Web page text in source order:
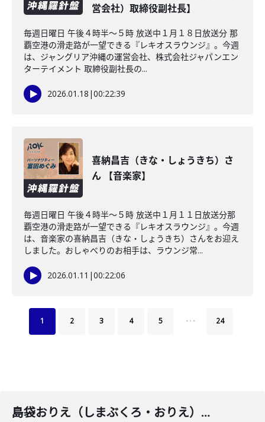
営会社）取締役副社長】
毎週日曜日 午後４時半～５時 放送中１月１８日放送分 那
覇空港の滑走路が一望できる『レキオスラウンジ』。今週
は、ジャングリア沖縄の運営会社、株式会社ジャパンエン
ターテイメント 取締役副社長の...
2026.01.18 |00:22:39
喜納昌吉（きな・しょうきち）さ
ん 【音楽家】
毎週日曜日 午後４時半～５時 放送中１月１１日放送分那
覇空港の滑走路が一望できる『レキオスラウンジ』。今週
は、音楽家の喜納昌吉（きな・しょうきち）さんをお迎え
しました。おしゃべりのお相手は、ラウンジ常...
2026.01.11 |00:22:06
1 2 3 4 5 … 24
島袋おりえ（しまぶくろ・おりえ）さん【ジャズシンガー】